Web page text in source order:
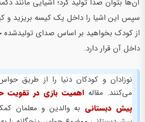
سپس این اشیا را داخل یک کیسه بریزید و
از کودک بخواهید بر اساس صدای
داخل آن قرار دارد.
نوزادان و کودکان دنیا را از طریق
می‌کنند. مقاله اهمیت بازی در تقویت
پیش دبستانی به والدین و معلمان